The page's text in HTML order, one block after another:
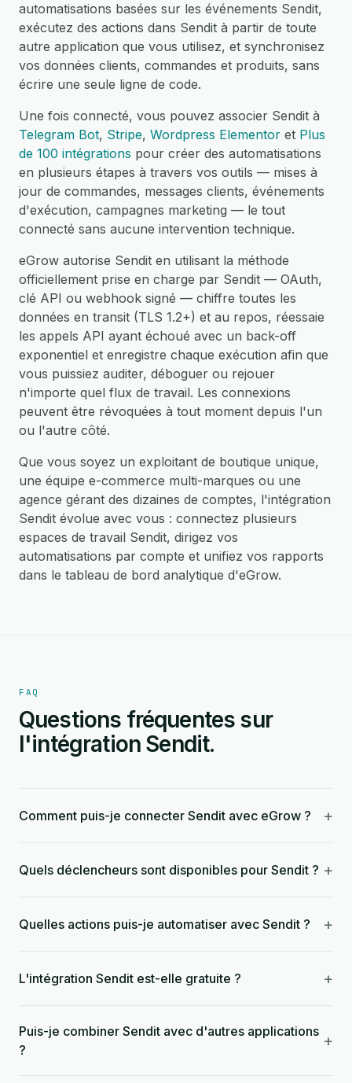
automatisations basées sur les événements Sendit,
exécutez des actions dans Sendit à partir de toute
autre application que vous utilisez, et synchronisez
vos données clients, commandes et produits, sans
écrire une seule ligne de code.
Une fois connecté, vous pouvez associer Sendit à
Telegram Bot, Stripe, Wordpress Elementor et Plus
de 100 intégrations pour créer des automatisations
en plusieurs étapes à travers vos outils — mises à
jour de commandes, messages clients, événements
d'exécution, campagnes marketing — le tout
connecté sans aucune intervention technique.
eGrow autorise Sendit en utilisant la méthode
officiellement prise en charge par Sendit — OAuth,
clé API ou webhook signé — chiffre toutes les
données en transit (TLS 1.2+) et au repos, réessaie
les appels API ayant échoué avec un back-off
exponentiel et enregistre chaque exécution afin que
vous puissiez auditer, déboguer ou rejouer
n'importe quel flux de travail. Les connexions
peuvent être révoquées à tout moment depuis l'un
ou l'autre côté.
Que vous soyez un exploitant de boutique unique,
une équipe e-commerce multi-marques ou une
agence gérant des dizaines de comptes, l'intégration
Sendit évolue avec vous : connectez plusieurs
espaces de travail Sendit, dirigez vos
automatisations par compte et unifiez vos rapports
dans le tableau de bord analytique d'eGrow.
FAQ
Questions fréquentes sur
l'intégration Sendit.
Comment puis-je connecter Sendit avec eGrow ? +
Quels déclencheurs sont disponibles pour Sendit ? +
Quelles actions puis-je automatiser avec Sendit ? +
L'intégration Sendit est-elle gratuite ? +
Puis-je combiner Sendit avec d'autres applications
?
+